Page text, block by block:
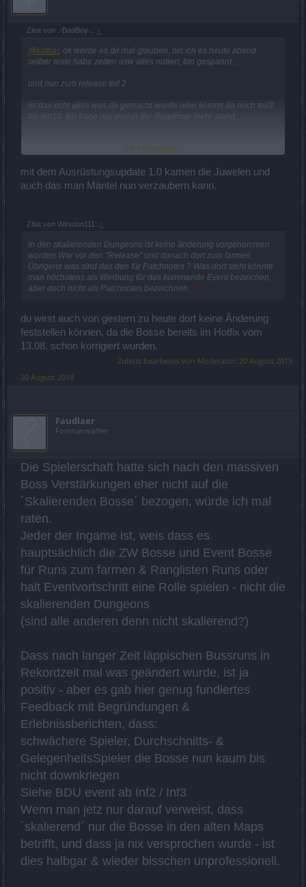
Zitat von .-BadBoy-.: ↑
@katbac ok werde es dir mal glauben, bis ich es heute abend
selber teste habe zeiten usw alles notiert, bin gespannt...
und nun zum release teil 2.
ist das echt alles was da gemacht wurde oder kommt da noch teil3
bis teil10. Ich frage nur weil in der Roadmap mehr stand....
bis-223-und-folgende.72191/
Release 221
Geburtstags-Event
Click to expand...
mit dem Ausrüstungsupdate 1.0 kamen die Juwelen und
auch das man Mäntel nun verzaubern kann.
Zitat von Winston111: ↑
In den skalierenden Dungeons ist keine änderung vorgenommen
worden.War vor den "Release" und danach dort zum farmen.
Übrigens was sind das den für Patchnotes ? Was dort steht könnte
man höchstens als Werbung für das kommende Event bezeichen,
aber doch nicht als Patchnotes bezeichnen.***
du wirst auch von gestern zu heute dort keine Änderung
feststellen können, da die Bosse bereits im Hotfix vom
13.08. schon korrigiert wurden.
Zuletzt bearbeitet von Moderator: 20 August 2019
20 August 2019
Faudlaer
Forenanwärter
Die Spielerschaft hatte sich nach den massiven
Boss Verstärkungen eher nicht auf die
´Skalierenden Bosse´ bezogen, würde ich mal
raten.
Jeder der Ingame ist, weis dass es
hauptsächlich die ZW Bosse und Event Bosse
für Runs zum farmen & Ranglisten Runs oder
halt Eventvortschritt eine Rolle spielen - nicht die
skalierenden Dungeons
(sind alle anderen denn nicht skalierend?)
Dass nach langer Zeit läppischen Bussruns in
Rekordzeit mal was geändert wurde, ist ja
positiv - aber es gab hier genug fundiertes
Feedback mit Begründungen &
Erlebnissberichten, dass:
schwächere Spieler, Durchschnitts- &
GelegenheitsSpieler die Bosse nun kaum bis
nicht downkriegen
Siehe BDU event ab Inf2 / Inf3
Wenn man jetz nur darauf verweist, dass
´skalierend´ nur die Bosse in den alten Maps
betrifft, und dass ja nix versprochen wurde - ist
dies halbgar & wieder bisschen unprofessionell.